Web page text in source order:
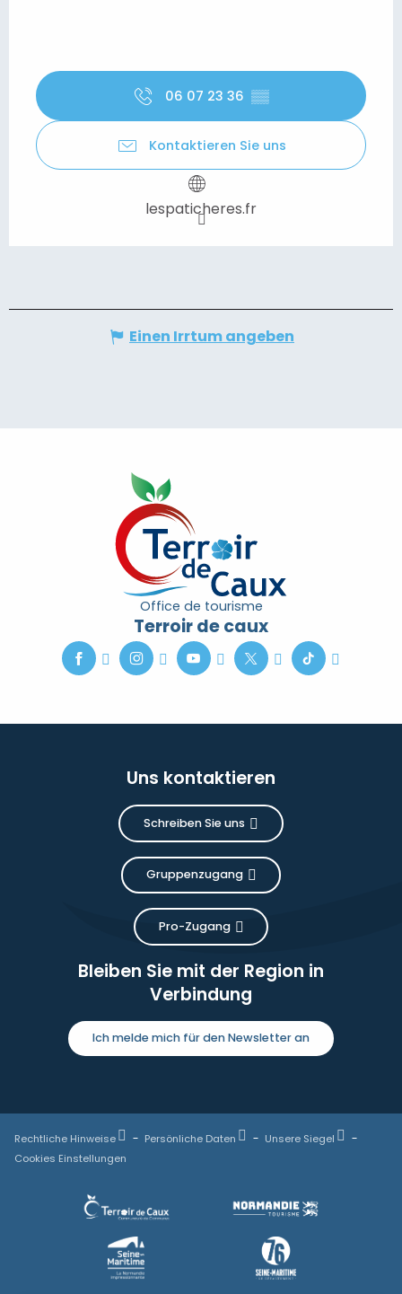
06 07 23 36 ▒▒
Kontaktieren Sie uns
lespaticheres.fr
Einen Irrtum angeben
Office de tourisme
Terroir de caux
Uns kontaktieren
Schreiben Sie uns
Gruppenzugang
Pro-Zugang
Bleiben Sie mit der Region in
Verbindung
Ich melde mich für den Newsletter an
Rechtliche Hinweise Persönliche Daten
Unsere Siegel
Cookies Einstellungen